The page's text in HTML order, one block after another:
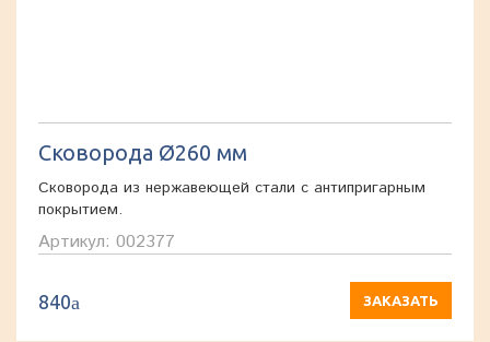
Сковорода Ø260 мм
Сковорода из нержавеющей стали с антипригарным
покрытием.
Артикул: 002377
840a ЗАКАЗАТЬ